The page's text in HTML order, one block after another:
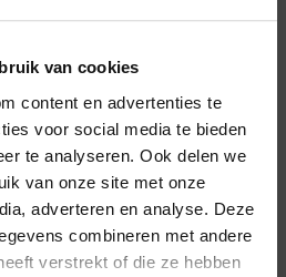
van cookies
content en advertenties te
voor social media te bieden
te analyseren. Ook delen we
van onze site met onze
adverteren en analyse. Deze
combineren met andere
verstrekt of die ze hebben
product
×